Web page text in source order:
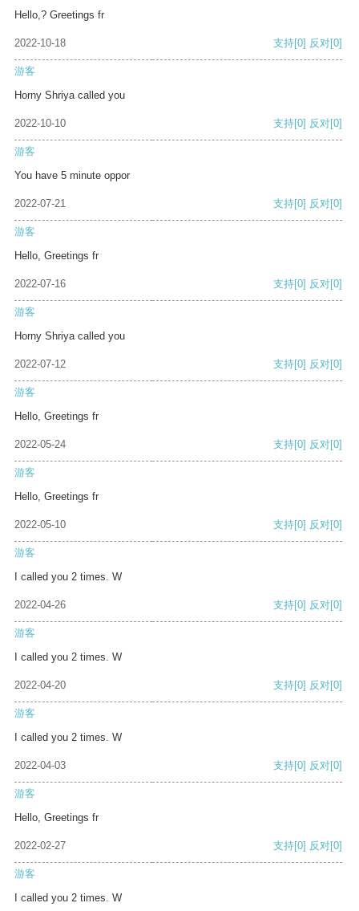
Hello,? Greetings fr
2022-10-18 支持[0] 反对[0]
游客
Horny Shriya called you
2022-10-10 支持[0] 反对[0]
游客
You have 5 minute oppor
2022-07-21 支持[0] 反对[0]
游客
Hello, Greetings fr
2022-07-16 支持[0] 反对[0]
游客
Horny Shriya called you
2022-07-12 支持[0] 反对[0]
游客
Hello, Greetings fr
2022-05-24 支持[0] 反对[0]
游客
Hello, Greetings fr
2022-05-10 支持[0] 反对[0]
游客
I called you 2 times. W
2022-04-26 支持[0] 反对[0]
游客
I called you 2 times. W
2022-04-20 支持[0] 反对[0]
游客
I called you 2 times. W
2022-04-03 支持[0] 反对[0]
游客
Hello, Greetings fr
2022-02-27 支持[0] 反对[0]
游客
I called you 2 times. W